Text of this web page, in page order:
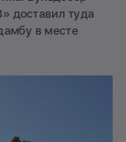
доставил туда
в месте